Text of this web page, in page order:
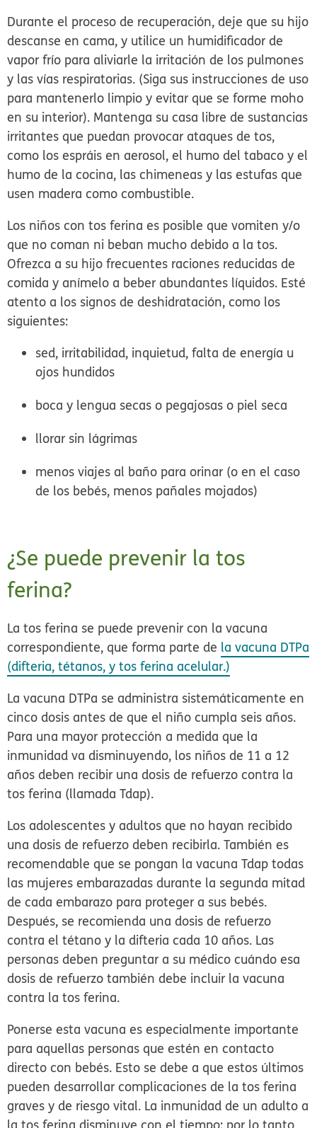
Durante el proceso de recuperación, deje que su hijo
descanse en cama, y utilice un humidificador de
vapor frío para aliviarle la irritación de los pulmones
y las vías respiratorias. (Siga sus instrucciones de uso
para mantenerlo limpio y evitar que se forme moho
en su interior). Mantenga su casa libre de sustancias
irritantes que puedan provocar ataques de tos,
como los espráis en aerosol, el humo del tabaco y el
humo de la cocina, las chimeneas y las estufas que
usen madera como combustible.
Los niños con tos ferina es posible que vomiten y/o
que no coman ni beban mucho debido a la tos.
Ofrezca a su hijo frecuentes raciones reducidas de
comida y anímelo a beber abundantes líquidos. Esté
atento a los signos de deshidratación, como los
siguientes:
sed, irritabilidad, inquietud, falta de energía u
ojos hundidos
boca y lengua secas o pegajosas o piel seca
llorar sin lágrimas
menos viajes al baño para orinar (o en el caso
de los bebés, menos pañales mojados)
¿Se puede prevenir la tos
ferina?
La tos ferina se puede prevenir con la vacuna
correspondiente, que forma parte de la vacuna DTPa
(difteria, tétanos, y tos ferina acelular.)
La vacuna DTPa se administra sistemáticamente en
cinco dosis antes de que el niño cumpla seis años.
Para una mayor protección a medida que la
inmunidad va disminuyendo, los niños de 11 a 12
años deben recibir una dosis de refuerzo contra la
tos ferina (llamada Tdap).
Los adolescentes y adultos que no hayan recibido
una dosis de refuerzo deben recibirla. También es
recomendable que se pongan la vacuna Tdap todas
las mujeres embarazadas durante la segunda mitad
de cada embarazo para proteger a sus bebés.
Después, se recomienda una dosis de refuerzo
contra el tétano y la difteria cada 10 años. Las
personas deben preguntar a su médico cuándo esa
dosis de refuerzo también debe incluir la vacuna
contra la tos ferina.
Ponerse esta vacuna es especialmente importante
para aquellas personas que estén en contacto
directo con bebés. Esto se debe a que estos últimos
pueden desarrollar complicaciones de la tos ferina
graves y de riesgo vital. La inmunidad de un adulto a